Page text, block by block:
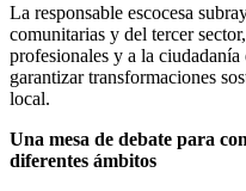
La responsable escocesa
comunitarias y del tercer
profesionales y a la
garantizar transformaciones
local.
Una mesa de debate para
diferentes ámbitos